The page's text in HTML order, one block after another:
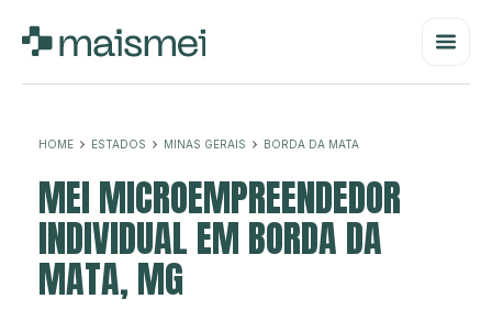
HOME ESTADOS MINAS GERAIS BORDA DA MATA
MEI MICROEMPREENDEDOR
INDIVIDUAL EM BORDA DA
MATA, MG